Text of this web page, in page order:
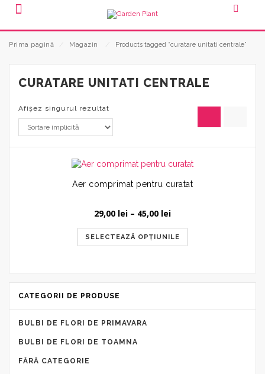
Prima pagină Magazin Products tagged “curatare unitati centrale”
CURATARE UNITATI CENTRALE
Afișez singurul rezultat
Aer comprimat pentru curatat
29,00 lei – 45,00 leiInterval
prețuri:
29,00 lei
SELECTEAZĂ OPȚIUNILE
CATEGORII DE PRODUSE
BULBI DE FLORI DE PRIMAVARA
BULBI DE FLORI DE TOAMNA
FĂRĂ CATEGORIE